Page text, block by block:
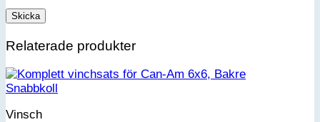
Relaterade produkter
Snabbkoll
Vinsch